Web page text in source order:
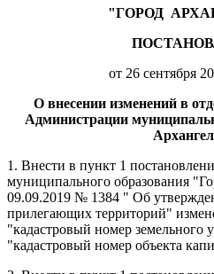
"ГОРОД
от 26 сентября
О внесении изменений в
Администрации
1. Внести в пункт 1
муниципального образования
09.09.2019 № 1384 " Об
прилегающих территорий"
"кадастровый номер земельного
"кадастровый номер объекта